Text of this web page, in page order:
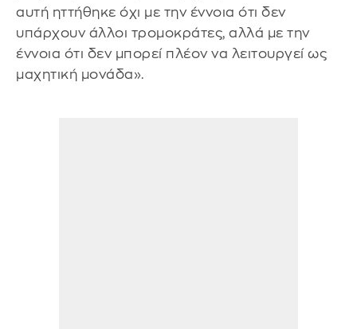
αυτή ηττήθηκε όχι με την έννοια ότι δεν
υπάρχουν άλλοι τρομοκράτες, αλλά με την
έννοια ότι δεν μπορεί πλέον να λειτουργεί ως
μαχητική μονάδα».